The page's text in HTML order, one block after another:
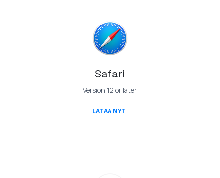
Safari
Version 12 or later
LATAA NYT(OPENS IN A NEW TAB)